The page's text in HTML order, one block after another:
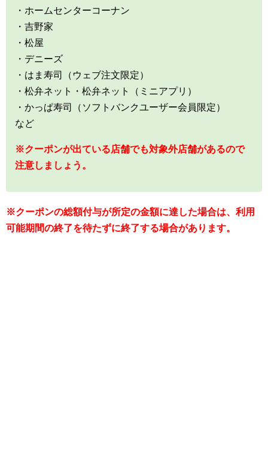
・ホームセンターコーナン
・吉野家
・松屋
・デニーズ
・はま寿司（ウェブ注文限定）
・松弁ネット・松弁ネット（ミニアプリ）
・かっぱ寿司（ソフトバンクユーザー会員限定）
など
※クーポンが出ている店舗でも対象外店舗があるので
注意しましょう。
※クーポンの総額付与が所定の金額に達した場合は、利用
可能期間の終了を待たずに終了する場合があります。